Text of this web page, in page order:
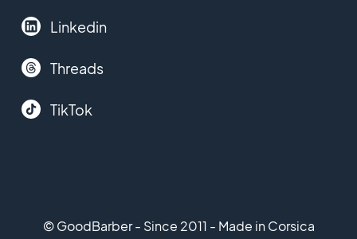
Linkedin
Threads
TikTok
© GoodBarber - Since 2011 - Made in Corsica